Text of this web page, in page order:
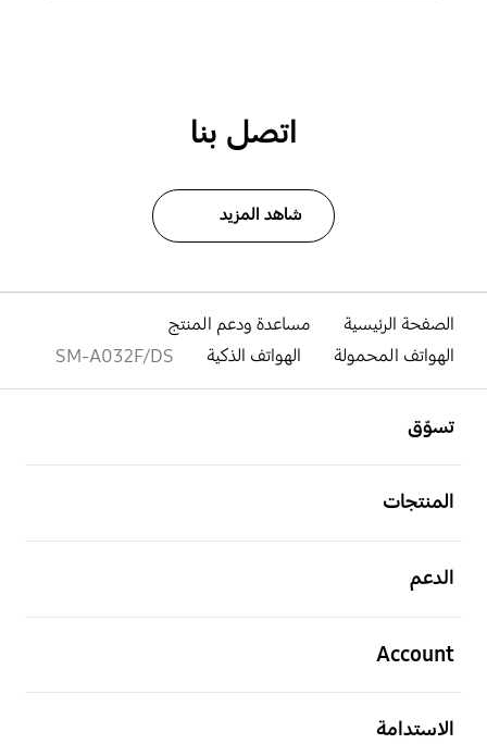
اتصل بنا
شاهد المزيد
الصفحة الرئيسية
مساعدة ودعم المنتج
الهواتف المحمولة
الهواتف الذكية SM-A032F/DS
تسوّق
المنتجات
الدعم
Account
الاستدامة